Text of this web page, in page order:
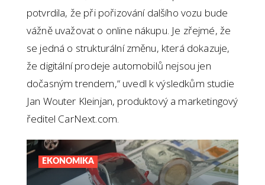
potvrdila, že při pořizování dalšího vozu bude
vážně uvažovat o online nákupu. Je zřejmé, že
se jedná o strukturální změnu, která dokazuje,
že digitální prodeje automobilů nejsou jen
dočasným trendem,“ uvedl k výsledkům studie
Jan Wouter Kleinjan, produktový a marketingový
ředitel CarNext.com.
EKONOMIKA